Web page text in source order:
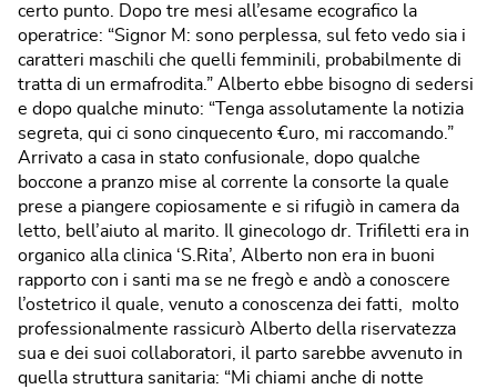
certo punto. Dopo tre mesi all’esame ecografico la
operatrice: “Signor M: sono perplessa, sul feto vedo sia i
caratteri maschili che quelli femminili, probabilmente di
tratta di un ermafrodita.” Alberto ebbe bisogno di sedersi
e dopo qualche minuto: “Tenga assolutamente la notizia
segreta, qui ci sono cinquecento €uro, mi raccomando.”
Arrivato a casa in stato confusionale, dopo qualche
boccone a pranzo mise al corrente la consorte la quale
prese a piangere copiosamente e si rifugiò in camera da
letto, bell’aiuto al marito. Il ginecologo dr. Trifiletti era in
organico alla clinica ‘S.Rita’, Alberto non era in buoni
rapporto con i santi ma se ne fregò e andò a conoscere
l’ostetrico il quale, venuto a conoscenza dei fatti, molto
professionalmente rassicurò Alberto della riservatezza
sua e dei suoi collaboratori, il parto sarebbe avvenuto in
quella struttura sanitaria: “Mi chiami anche di notte